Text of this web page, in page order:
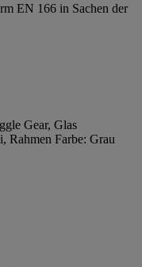
EN 166 in Sachen der
Gear, Glas
Rahmen Farbe: Grau